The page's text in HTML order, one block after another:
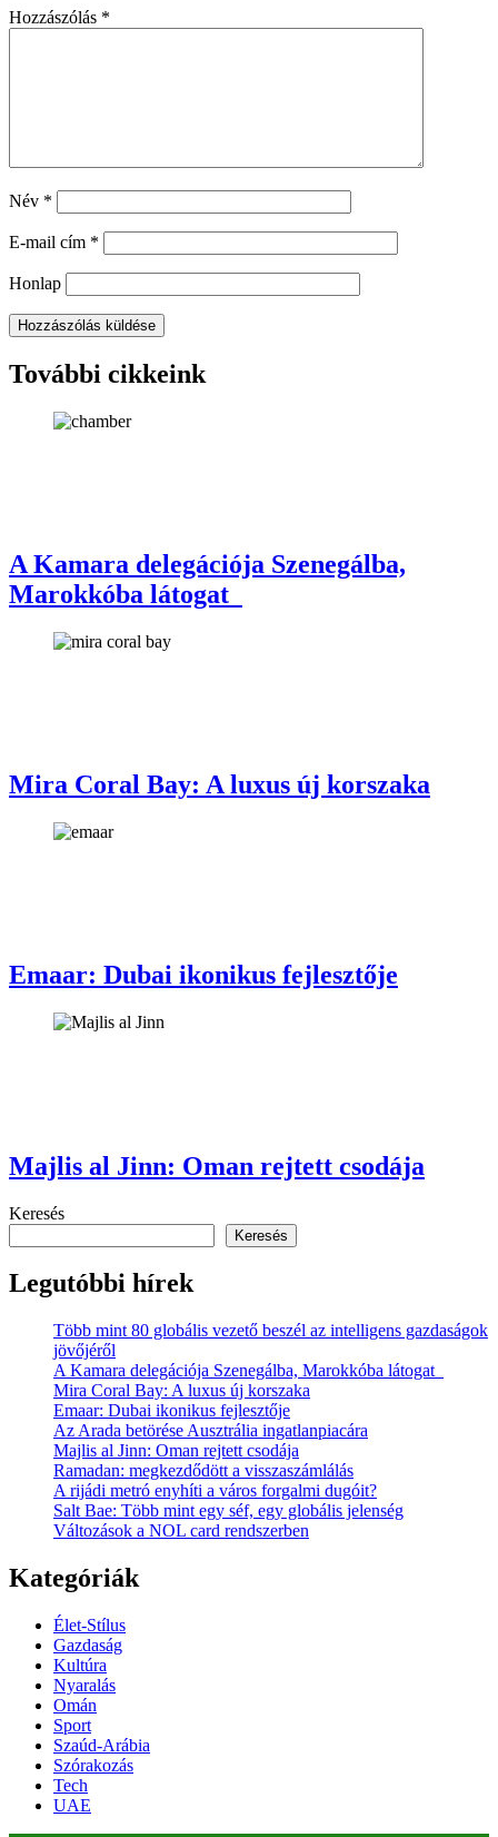
Hozzászólás *
Név *
E-mail cím *
Honlap
További cikkeink
A Kamara delegációja Szenegálba,
Marokkóba látogat
Mira Coral Bay: A luxus új korszaka
Emaar: Dubai ikonikus fejlesztője
Majlis al Jinn: Oman rejtett csodája
Keresés
Keresés
Legutóbbi hírek
Több mint 80 globális vezető beszél az intelligens gazdaságok
jövőjéről
A Kamara delegációja Szenegálba, Marokkóba látogat
Mira Coral Bay: A luxus új korszaka
Emaar: Dubai ikonikus fejlesztője
Az Arada betörése Ausztrália ingatlanpiacára
Majlis al Jinn: Oman rejtett csodája
Ramadan: megkezdődött a visszaszámlálás
A rijádi metró enyhíti a város forgalmi dugóit?
Salt Bae: Több mint egy séf, egy globális jelenség
Változások a NOL card rendszerben
Kategóriák
Élet-Stílus
Gazdaság
Kultúra
Nyaralás
Omán
Sport
Szaúd-Arábia
Szórakozás
Tech
UAE